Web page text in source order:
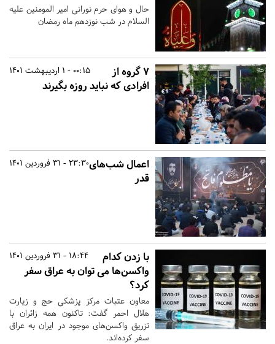
حال و هوای حرم نورانی امیر المومنین علیه
السلام در شب نوزدهم ماه رمضان
00:15 - 1 اردیبهشت 1401
۷ گروه از
افرادی که نباید روزه بگیرند
23:30 - 31 فروردین 1401اعمال شب‌های
قدر
18:44 - 31 فروردین 1401
با زدن کدام
واکسن‌ها می توان به عراق سفر
کرد؟
معاون عتبات مرکز پزشکی حج و زیارت
هلال احمر گفت: تاکنون همه زائران با
تزریق واکسن‌های موجود در ایران به عراق
سفر کرده‌اند.